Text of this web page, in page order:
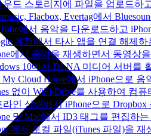
우드 스토리지에 파일을 업로드하
Flacbox, Evertag에서
에서 음악을 다운로드하고
계정에서 타사 앱을 연결 해제하
에서 음악을 재생하면서 동영상
10에서 DLNA 미디어 서버를
Cloud Home에서 iPhone으로
없이 WiFi-Drive를 사용하여 컴
라인 상태에서 iPhone으로
및 Mac에서 ID3 태그를 편집하
에서 로컬 파일(iTunes 파일)을 재